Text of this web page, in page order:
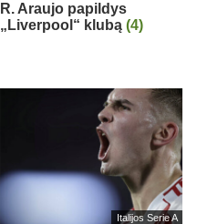
R. Araujo papildys
„Liverpool“ klubą (4)
Italijos Serie A